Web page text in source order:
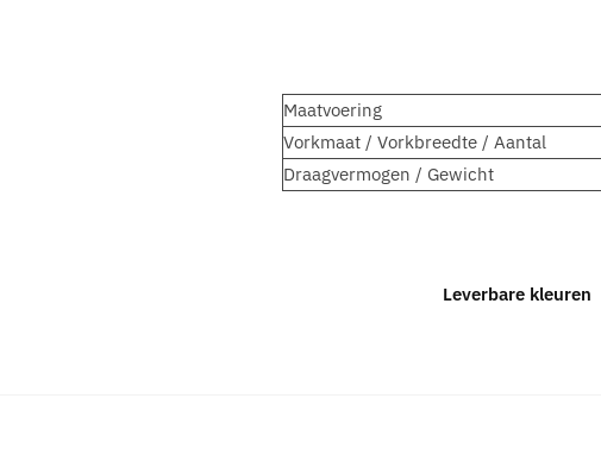
Maatvoering
Vorkmaat / Vorkbreedte / Aantal
Draagvermogen / Gewicht
Leverbare kleuren